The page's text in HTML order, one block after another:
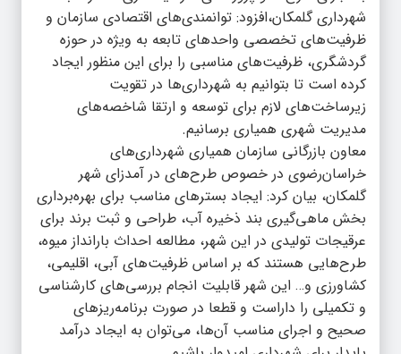
شهرداری گلمکان،افزود: توانمندی‌های اقتصادی سازمان و
ظرفیت‌های تخصصی واحدهای تابعه به ویژه در حوزه
گردشگری، ظرفیت‌های مناسبی را برای این منظور ایجاد
کرده است تا بتوانیم به شهرداری‌ها در تقویت
زیرساخت‌های لازم برای توسعه و ارتقا شاخصه‌های
مدیریت شهری همیاری برسانیم.
معاون بازرگانی سازمان همیاری شهرداری‌های
خراسان‌رضوی در خصوص طرح‌های در آمدزای شهر
گلمکان، بیان کرد: ایجاد بسترهای مناسب برای بهره‌برداری
بخش ماهی‌گیری بند ذخیره آب، طراحی و ثبت برند برای
عرقیجات تولیدی در این شهر، مطالعه احداث بارانداز میوه،
طرح‌هایی هستند که بر اساس ظرفیت‌های آبی، اقلیمی،
کشاورزی و… این شهر قابلیت انجام بررسی‌های کارشناسی
و تکمیلی را داراست و قطعا در صورت برنامه‌ریزهای
صحیح و اجرای مناسب آن‌ها، می‌توان به ایجاد درآمد